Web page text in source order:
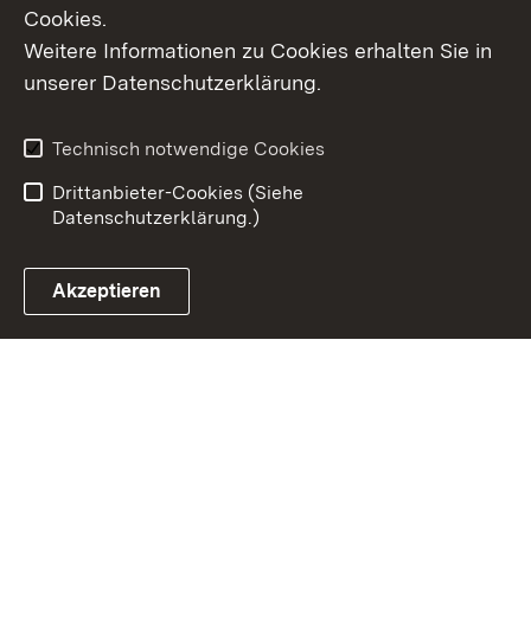
Erklärung zur
Benutzungshinweise
Cookies.
Weitere Informationen zu Cookies erhalten Sie in
unserer Datenschutzerklärung.
Technisch notwendige Cookies
Drittanbieter-Cookies (Siehe
Datenschutzerklärung.)
Akzeptieren